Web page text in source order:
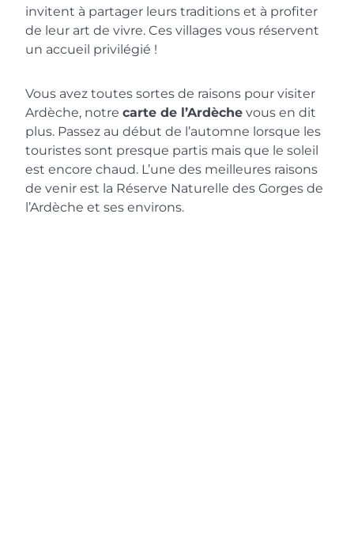
invitent à partager leurs traditions et à profiter
de leur art de vivre. Ces villages vous réservent
un accueil privilégié !
Vous avez toutes sortes de raisons pour visiter
Ardèche, notre carte de l’Ardèche vous en dit
plus. Passez au début de l’automne lorsque les
touristes sont presque partis mais que le soleil
est encore chaud. L’une des meilleures raisons
de venir est la Réserve Naturelle des Gorges de
l’Ardèche et ses environs.